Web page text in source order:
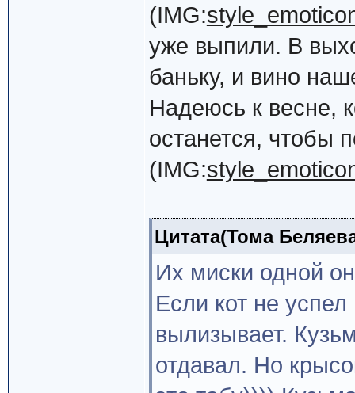
(IMG:
уже выпили. В
баньку, и вино
Надеюсь к весне,
останется, чтобы
(IMG:
Цитата(Тома
Их миски одной
Если кот не
вылизывает.
отдавал. Но